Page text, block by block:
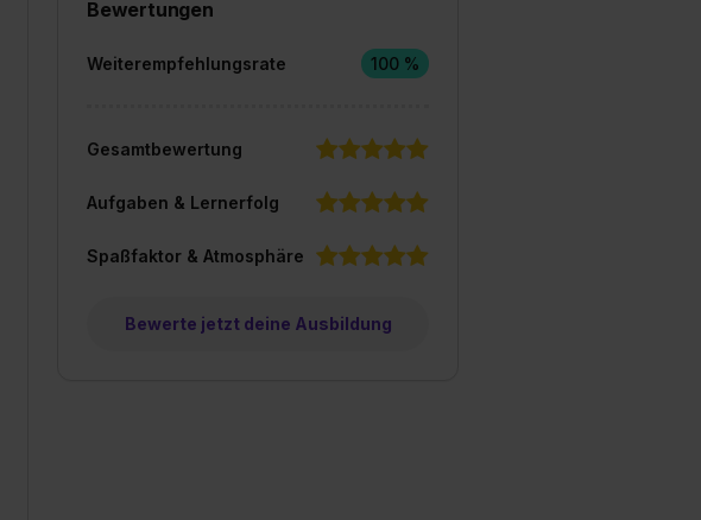
Bewertungen
Weiterempfehlungsrate 100 %
Gesamtbewertung
Aufgaben & Lernerfolg
Spaßfaktor & Atmosphäre
Bewerte jetzt deine Ausbildung